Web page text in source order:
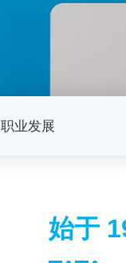
职业发展
始于